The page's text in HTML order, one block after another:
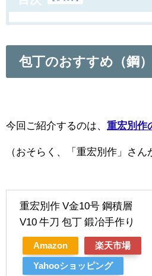
包丁のおすすめ（鋼）
今回ご紹介するのは、 重宏別作
（おそらく、「重宏別作」さん
重宏別作 V金10号 鋼積層
V10 牛刀 包丁 鍛冶手作り
Amazon 楽天市場
Yahooショッピング